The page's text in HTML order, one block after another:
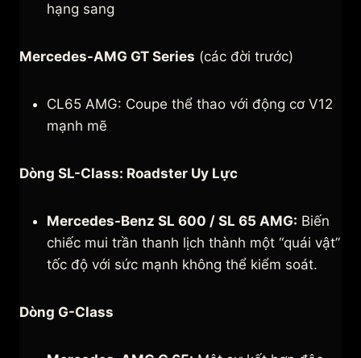
hạng sang
Mercedes-AMG GT Series (các đời trước)
CL65 AMG: Coupe thể thao với động cơ V12
mạnh mẽ
Dòng SL-Class: Roadster Uy Lực
Mercedes-Benz SL 600 / SL 65 AMG: Biến
chiếc mui trần thanh lịch thành một “quái vật”
tốc độ với sức mạnh không thể kiểm soát.
Dòng G-Class